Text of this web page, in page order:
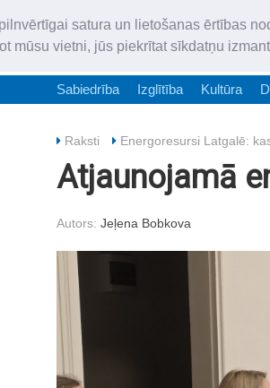
satura un lietošanas ērtības
mūsu vietni, jūs piekrītat sīkdatņu
Sabiedrība Izglītība Kultūra
Raksti Energoresursi Latgalē:
Atjaunojamā
Autors: Jeļena Bobkova